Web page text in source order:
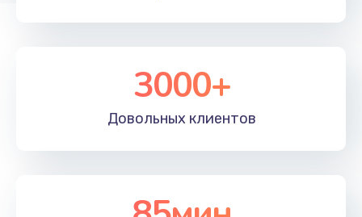
3000+
Довольных клиентов